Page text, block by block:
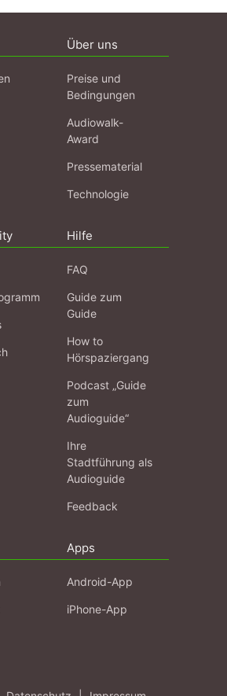
Über uns
Preise und
Bedingungen
Audiowalk-
Award
Pressematerial
Technologie
Hilfe
FAQ
Guide zum
Guide
How to
Hörspaziergang
Podcast „Guide
zum
Audioguide“
Ihre
Stadtführung als
Audioguide
Feedback
Apps
Android-App
iPhone-App